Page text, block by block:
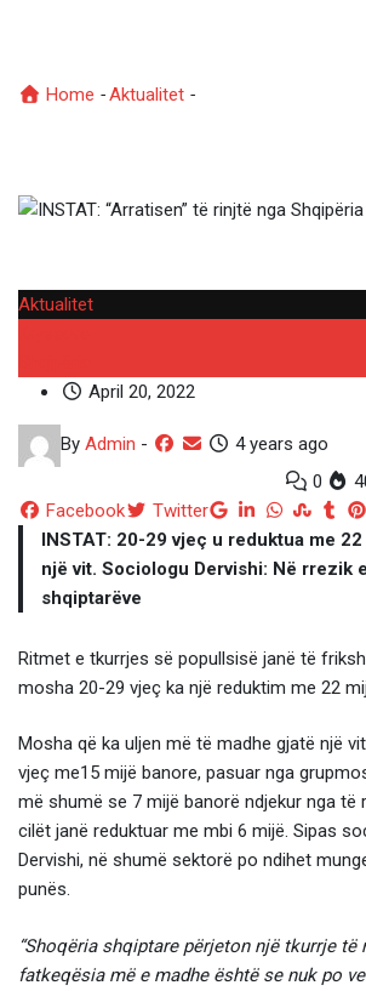
Home -Aktualitet-
Aktualitet
April 20, 2022
By Admin -
4 years ago
0
Facebook
Twitter Google+
LinkedIn
Whatsapp
INSTAT: 20-29 vjeç u reduktua me
një vit. Sociologu Dervishi: Në rrezik
shqiptarëve
Ritmet e tkurrjes së popullsisë janë të
mosha 20-29 vjeç ka një reduktim me 22
Mosha që ka uljen më të madhe gjatë një
vjeç me15 mijë banore, pasuar nga
më shumë se 7 mijë banorë ndjekur nga të
cilët janë reduktuar me mbi 6 mijë. Sipas
Dervishi, në shumë sektorë po ndihet
punës.
“Shoqëria shqiptare përjeton një tkurrje të
fatkeqësia më e madhe është se nuk po